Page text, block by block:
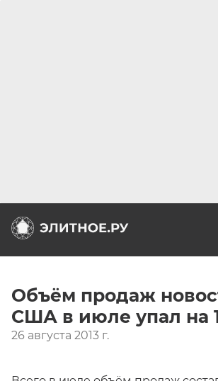
Объём продаж
США в июле упал на
26 августа 2013 г.